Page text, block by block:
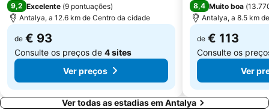
9,2 Excelente (9 pontuações)
Antalya, a 12.6 km de Centro da cidade
de € 93
Consulte os preços de 4 sites
Ver preços
8,4 Muito boa (
Antalya, a 8.5 km
de € 113
Consulte os
Ver
Ver todas as estadias em Antalya